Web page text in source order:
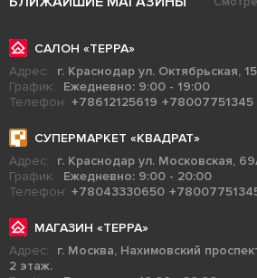
САЛОН «ТЕРРА»
Адрес:
г. Краснодар ул. Октябрьская,
График:
Ежедневно: 9:00 - 19:00
Телефон: +78612125619 +78007751345
СУПЕРМАРКЕТ «КВАДРАТ»
Адрес:
г. Краснодар ул. Московская,
График:
Ежедневно: 9:00 - 20:00
Телефон: +78043330650
МАГАЗИН «ТЕРРА»
Адрес:
г. Москва, Нахимовский
2 этаж.